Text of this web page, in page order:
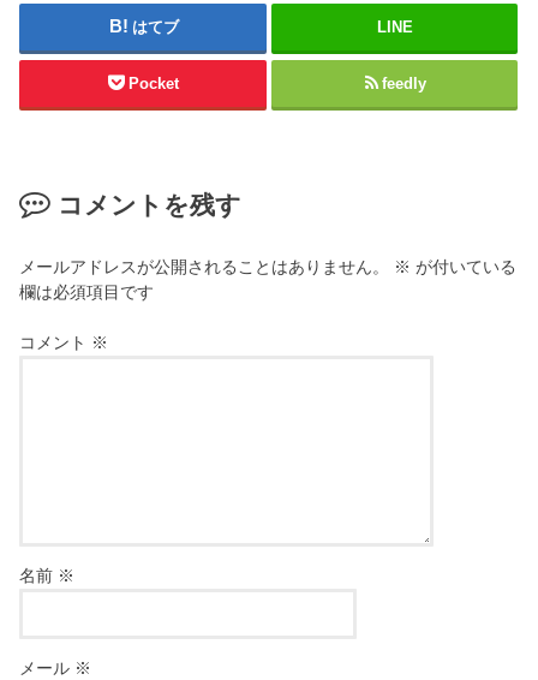
はてブ LINE
Pocket feedly
コメントを残す
メールアドレスが公開されることはありません。 ※ が付いている
欄は必須項目です
コメント ※
名前 ※
メール ※